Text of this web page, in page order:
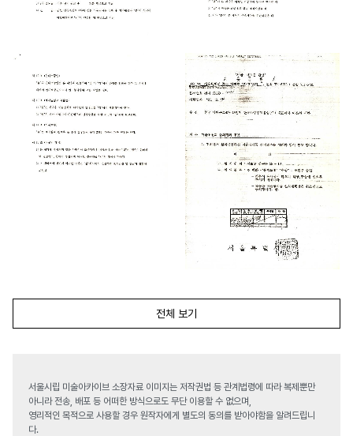
전체 보기
서울시립 미술아카이브 소장자료 이미지는 저작권법 등 관계법령에 따라 복제뿐만
아니라 전송, 배포 등 어떠한 방식으로도 무단 이용할 수 없으며,
영리적인 목적으로 사용할 경우 원작자에게 별도의 동의를 받아야함을 알려드립니
다.